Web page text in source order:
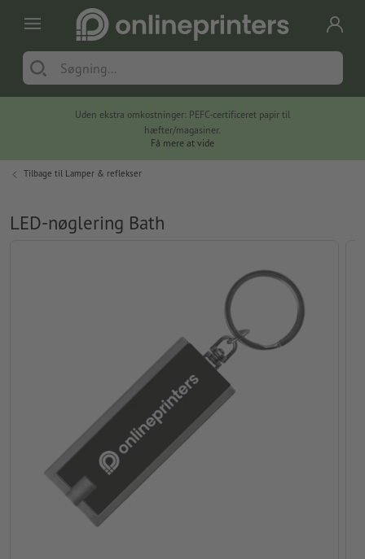
Uden ekstra omkostninger: PEFC-certificeret papir til
hæfter/magasiner.
Få mere at vide
Tilbage til Lamper & reflekser
LED-nøglering Bath